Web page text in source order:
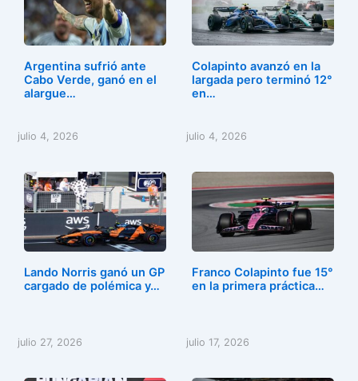
Argentina sufrió ante
Cabo Verde, ganó en el
alargue…
julio 4, 2026
Colapinto avanzó en la
largada pero terminó 12°
en…
julio 4, 2026
Lando Norris ganó un GP
cargado de polémica y…
julio 27, 2026
Franco Colapinto fue 15°
en la primera práctica…
julio 17, 2026